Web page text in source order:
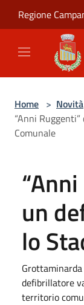
Regione
Home > Novità
“Anni
Comunale
un
lo
defibrillatore
territorio